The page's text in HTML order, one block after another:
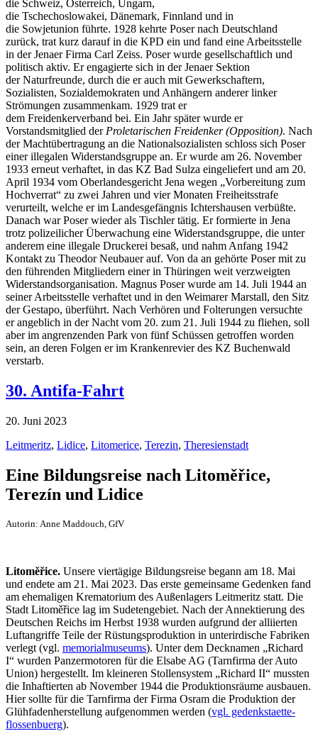
die Schweiz, Österreich, Ungarn,
die Tschechoslowakei, Dänemark, Finnland und in
die Sowjetunion führte. 1928 kehrte Poser nach Deutschland
zurück, trat kurz darauf in die KPD ein und fand eine Arbeitsstelle
in der Jenaer Firma Carl Zeiss. Poser wurde gesellschaftlich und
politisch aktiv. Er engagierte sich in der Jenaer Sektion
der Naturfreunde, durch die er auch mit Gewerkschaftern,
Sozialisten, Sozialdemokraten und Anhängern anderer linker
Strömungen zusammenkam. 1929 trat er
dem Freidenkerverband bei. Ein Jahr später wurde er
Vorstandsmitglied der Proletarischen Freidenker (Opposition). Nach
der Machtübertragung an die Nationalsozialisten schloss sich Poser
einer illegalen Widerstandsgruppe an. Er wurde am 26. November
1933 erneut verhaftet, in das KZ Bad Sulza eingeliefert und am 20.
April 1934 vom Oberlandesgericht Jena wegen „Vorbereitung zum
Hochverrat“ zu zwei Jahren und vier Monaten Freiheitsstrafe
verurteilt, welche er im Landesgefängnis Ichtershausen verbüßte.
Danach war Poser wieder als Tischler tätig. Er formierte in Jena
trotz polizeilicher Überwachung eine Widerstandsgruppe, die unter
anderem eine illegale Druckerei besaß, und nahm Anfang 1942
Kontakt zu Theodor Neubauer auf. Von da an gehörte Poser mit zu
den führenden Mitgliedern einer in Thüringen weit verzweigten
Widerstandsorganisation. Magnus Poser wurde am 14. Juli 1944 an
seiner Arbeitsstelle verhaftet und in den Weimarer Marstall, den Sitz
der Gestapo, überführt. Nach Verhören und Folterungen versuchte
er angeblich in der Nacht vom 20. zum 21. Juli 1944 zu fliehen, soll
aber im angrenzenden Park von fünf Schüssen getroffen worden
sein, an deren Folgen er im Krankenrevier des KZ Buchenwald
verstarb.
30. Antifa-Fahrt
20. Juni 2023
Leitmeritz, Lidice, Litomerice, Terezin, Theresienstadt
Eine Bildungsreise nach Litoměřice,
Terezín und Lidice
Autorin: Anne Maddouch, GfV
Litoměřice. Unsere viertägige Bildungsreise begann am 18. Mai
und endete am 21. Mai 2023. Das erste gemeinsame Gedenken fand
am ehemaligen Krematorium des Außenlagers Leitmeritz statt. Die
Stadt Litoměřice lag im Sudetengebiet. Nach der Annektierung des
Deutschen Reichs im Herbst 1938 wurden aufgrund der alliierten
Luftangriffe Teile der Rüstungsproduktion in unterirdische Fabriken
verlegt (vgl. memorialmuseums). Unter dem Decknamen „Richard
I“ wurden Panzermotoren für die Elsabe AG (Tarnfirma der Auto
Union) hergestellt. Im kleineren Stollensystem „Richard II“ mussten
die Inhaftierten ab November 1944 die Produktionsräume ausbauen.
Hier sollte für die Tarnfirma der Firma Osram die Produktion der
Glühfadenherstellung aufgenommen werden (vgl. gedenkstaette-
flossenbuerg).